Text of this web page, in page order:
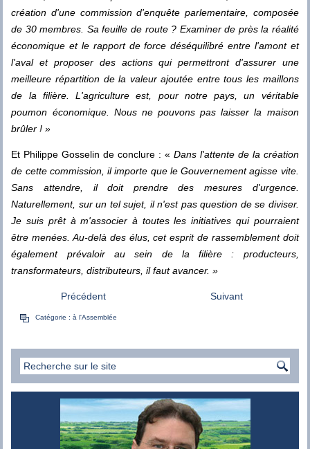
création d'une commission d'enquête parlementaire, composée
de 30 membres. Sa feuille de route ? Examiner de près la réalité
économique et le rapport de force déséquilibré entre l'amont et
l'aval et proposer des actions qui permettront d'assurer une
meilleure répartition de la valeur ajoutée entre tous les maillons
de la filière. L'agriculture est, pour notre pays, un véritable
poumon économique. Nous ne pouvons pas laisser la maison
brûler ! »
Et Philippe Gosselin de conclure : « Dans l'attente de la création
de cette commission, il importe que le Gouvernement agisse vite.
Sans attendre, il doit prendre des mesures d'urgence.
Naturellement, sur un tel sujet, il n'est pas question de se diviser.
Je suis prêt à m'associer à toutes les initiatives qui pourraient
être menées. Au-delà des élus, cet esprit de rassemblement doit
également prévaloir au sein de la filière : producteurs,
transformateurs, distributeurs, il faut avancer. »
Précédent Suivant
Catégorie :à l'Assemblée